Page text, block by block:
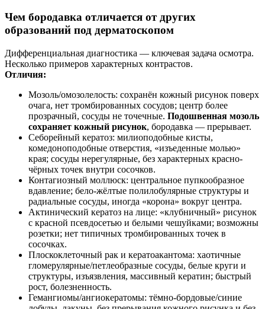
Чем бородавка отличается от других
образований под дерматоскопом
Дифференциальная диагностика — ключевая задача осмотра.
Несколько примеров характерных контрастов.
Отличия:
Мозоль/омозолелость: сохранён кожный рисунок поверх
очага, нет тромбированных сосудов; центр более
прозрачный, сосуды не точечные. Подошвенная мозоль
сохраняет кожный рисунок, бородавка — прерывает.
Себорейный кератоз: милиоподобные кисты,
комедоноподобные отверстия, «изъеденные молью»
края; сосуды нерегулярные, без характерных красно-
чёрных точек внутри сосочков.
Контагиозный моллюск: центральное пупкообразное
вдавление; бело-жёлтые полилобулярные структуры и
радиальные сосуды, иногда «корона» вокруг центра.
Актинический кератоз на лице: «клубничный» рисунок
с красной псевдосетью и белыми чешуйками; возможны
розетки; нет типичных тромбированных точек в
сосочках.
Плоскоклеточный рак и кератоакантома: хаотичные
гломерулярные/петлеобразные сосуды, белые круги и
структуры, изъязвления, массивный кератин; быстрый
рост, болезненность.
Гемангиомы/ангиокератомы: тёмно-бордовые/синие